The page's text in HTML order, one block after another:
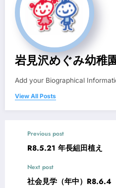
岩見沢めぐみ幼稚
Add your Biographical
View All Posts
Previous post
R8.5.21 年長組田植え
Next post
社会見学（年中）R8.6.4